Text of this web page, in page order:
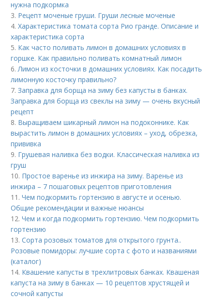
нужна подкормка
3. Рецепт моченые груши. Груши лесные моченые
4.Характеристика томата сорта Рио гранде. Описание и
характеристика сорта
5. Как часто поливать лимон в домашних условиях в
горшке. Как правильно поливать комнатный лимон
6. Лимон из косточки в домашних условиях. Как посадить
лимонную косточку правильно?
7.Заправка для борща на зиму без капусты в банках.
Заправка для борща из свеклы на зиму — очень вкусный
рецепт
8. Выращиваем шикарный лимон на подоконнике. Как
вырастить лимон в домашних условиях – уход, обрезка,
прививка
9. Грушевая наливка без водки. Классическая наливка из
груш
10. Простое варенье из инжира на зиму. Варенье из
инжира – 7 пошаговых рецептов приготовления
11.Чем подкормить гортензию в августе и осенью.
Общие рекомендации и важные нюансы
12.Чем и когда подкормить гортензию. Чем подкормить
гортензию
13.Сорта розовых томатов для открытого грунта..
Розовые помидоры: лучшие сорта с фото и названиями
(каталог)
14. Квашение капусты в трехлитровых банках. Квашеная
капуста на зиму в банках — 10 рецептов хрустящей и
сочной капусты